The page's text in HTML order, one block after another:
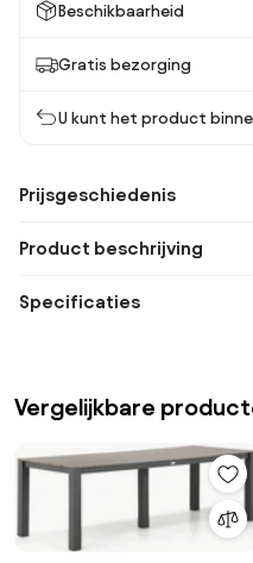
Beschikbaarheid
Gratis bezorging
U kunt het product
Prijsgeschiedenis
Product beschrijving
Specificaties
Vergelijkbare